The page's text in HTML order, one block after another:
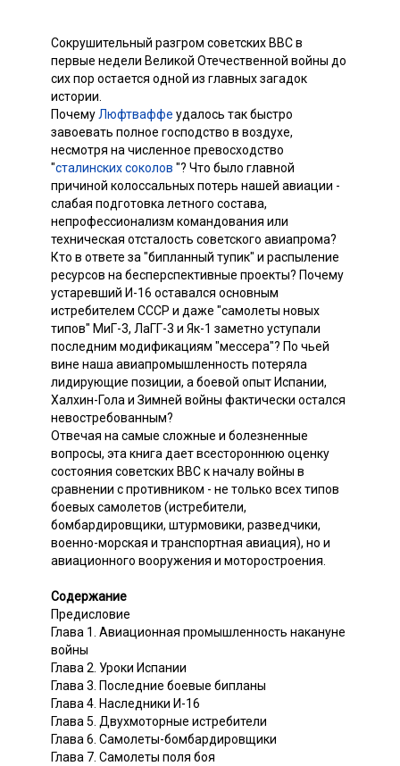
Сокрушительный разгром советских ВВС в
первые недели Великой Отечественной войны до
сих пор остается одной из главных загадок
истории.
Почему Люфтваффе удалось так быстро
завоевать полное господство в воздухе,
несмотря на численное превосходство
"сталинских соколов "? Что было главной
причиной колоссальных потерь нашей авиации -
слабая подготовка летного состава,
непрофессионализм командования или
техническая отсталость советского авиапрома?
Кто в ответе за "бипланный тупик" и распыление
ресурсов на бесперспективные проекты? Почему
устаревший И-16 оставался основным
истребителем СССР и даже "самолеты новых
типов" МиГ-3, ЛаГГ-3 и Як-1 заметно уступали
последним модификациям "мессера"? По чьей
вине наша авиапромышленность потеряла
лидирующие позиции, а боевой опыт Испании,
Халхин-Гола и Зимней войны фактически остался
невостребованным?
Отвечая на самые сложные и болезненные
вопросы, эта книга дает всестороннюю оценку
состояния советских ВВС к началу войны в
сравнении с противником - не только всех типов
боевых самолетов (истребители,
бомбардировщики, штурмовики, разведчики,
военно-морская и транспортная авиация), но и
авиационного вооружения и моторостроения.
Содержание
Предисловие
Глава 1. Авиационная промышленность накануне
войны
Глава 2. Уроки Испании
Глава 3. Последние боевые бипланы
Глава 4. Наследники И-16
Глава 5. Двухмоторные истребители
Глава 6. Самолеты-бомбардировщики
Глава 7. Самолеты поля боя